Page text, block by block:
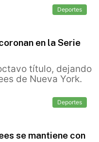
Deportes
en la Serie
título, dejando
de Nueva York.
Deportes
se mantiene con